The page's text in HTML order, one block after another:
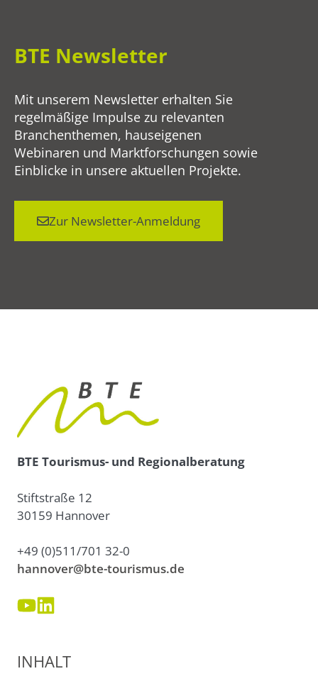
BTE Newsletter
Mit unserem Newsletter erhalten Sie
regelmäßige Impulse zu relevanten
Branchenthemen, hauseigenen
Webinaren und Marktforschungen sowie
Einblicke in unsere aktuellen Projekte.
Zur Newsletter-Anmeldung
BTE Tourismus- und Regionalberatung
Stiftstraße 12
30159 Hannover
+49 (0)511/701 32-0
hannover@bte-tourismus.de
INHALT